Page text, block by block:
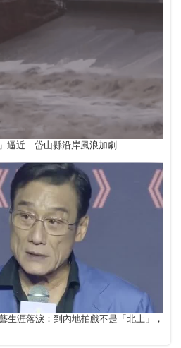
逼近 岱山縣沿岸風浪加劇
生涯落淚：到內地拍戲不是「北上」，